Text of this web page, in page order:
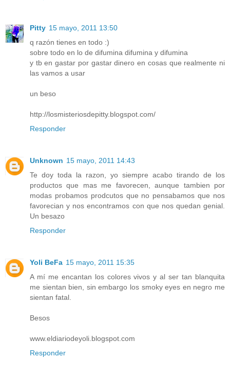
Pitty 15 mayo, 2011 13:50
q razón tienes en todo :)
sobre todo en lo de difumina difumina y difumina
y tb en gastar por gastar dinero en cosas que realmente ni
las vamos a usar
un beso
http://losmisteriosdepitty.blogspot.com/
Responder
Unknown 15 mayo, 2011 14:43
Te doy toda la razon, yo siempre acabo tirando de los
productos que mas me favorecen, aunque tambien por
modas probamos prodcutos que no pensabamos que nos
favorecian y nos encontramos con que nos quedan genial.
Un besazo
Responder
Yoli BeFa 15 mayo, 2011 15:35
A mí me encantan los colores vivos y al ser tan blanquita
me sientan bien, sin embargo los smoky eyes en negro me
sientan fatal.
Besos
www.eldiariodeyoli.blogspot.com
Responder